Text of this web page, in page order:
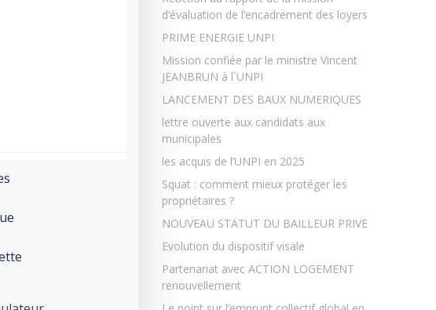
d’évaluation de l’encadrement des loyers
PRIME ENERGIE UNPI
Mission confiée par le ministre Vincent
JEANBRUN à l´UNPI
LANCEMENT DES BAUX NUMERIQUES
lettre ouverte aux candidats aux
municipales
les acquis de l’UNPI en 2025
Squat : comment mieux protéger les
propriétaires ?
NOUVEAU STATUT DU BAILLEUR PRIVE
Evolution du dispositif visale
Partenariat avec ACTION LOGEMENT
renouvellement